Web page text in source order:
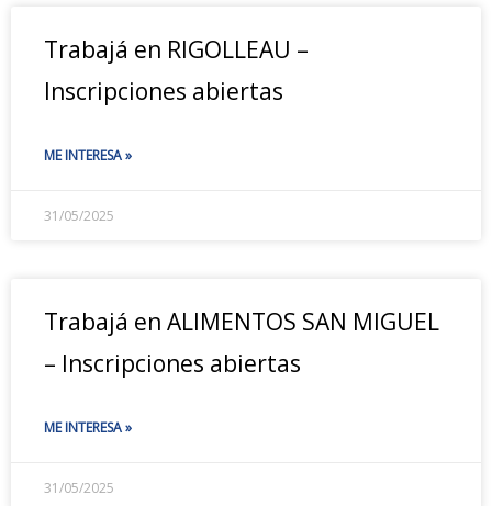
Trabajá en RIGOLLEAU –
Inscripciones abiertas
ME INTERESA »
31/05/2025
Trabajá en ALIMENTOS SAN MIGUEL
– Inscripciones abiertas
ME INTERESA »
31/05/2025